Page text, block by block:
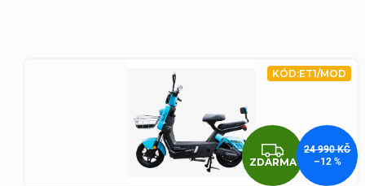
ZDARMA
24 990 KČ
–12 %
KÓD:ET1/MOD